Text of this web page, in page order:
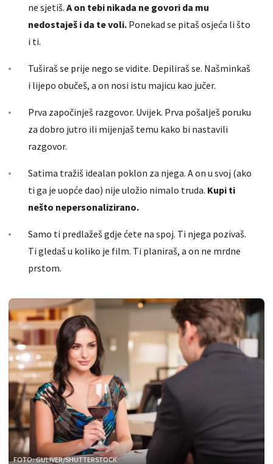
ne sjetiš. A on tebi nikada ne govori da mu
nedostaješ i da te voli. Ponekad se pitaš osjeća li što
i ti.
Tuširaš se prije nego se vidite. Depiliraš se. Našminkaš
i lijepo obučeš, a on nosi istu majicu kao jučer.
Prva započinješ razgovor. Uvijek. Prva pošalješ poruku
za dobro jutro ili mijenjaš temu kako bi nastavili
razgovor.
Satima tražiš idealan poklon za njega. A on u svoj (ako
ti ga je uopće dao) nije uložio nimalo truda. Kupi ti
nešto nepersonalizirano.
Samo ti predlažeš gdje ćete na spoj. Ti njega pozivaš.
Ti gledaš u koliko je film. Ti planiraš, a on ne mrdne
prstom.
FOTO: GULIVER/SHUTTERSTOCK